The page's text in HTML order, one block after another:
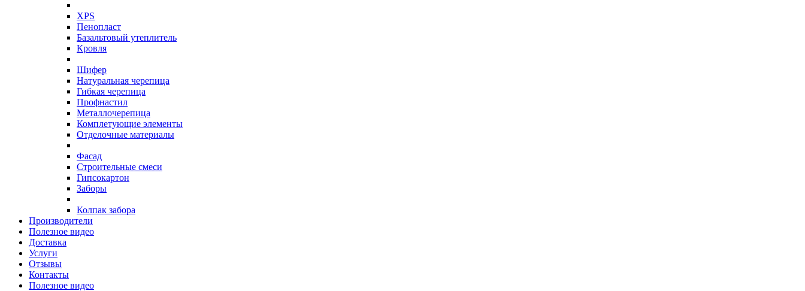
XPS
Пенопласт
Базальтовый утеплитель
Кровля
Шифер
Натуральная черепица
Гибкая черепица
Профнастил
Металлочерепица
Комплетующие элементы
Отделочные материалы
Фасад
Строительные смеси
Гипсокартон
Заборы
Колпак забора
Производители
Полезное видео
Доставка
Услуги
Отзывы
Контакты
Полезное видео